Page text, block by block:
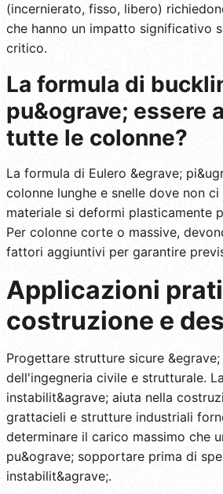
(incernierato, fisso, libero)
che hanno un impatto significativo
critico.
La formula di
pu&ograve; essere
tutte le colonne?
La formula di Eulero &egrave;
colonne lunghe e snelle dove non
materiale si deformi plasticamente
Per colonne corte o massive,
fattori aggiuntivi per garantire
Applicazioni
costruzione e
Progettare strutture sicure
dell'ingegneria civile e strutturale.
instabilit&agrave; aiuta nella
grattacieli e strutture industriali
determinare il carico massimo che
pu&ograve; sopportare prima di
instabilit&agrave;.